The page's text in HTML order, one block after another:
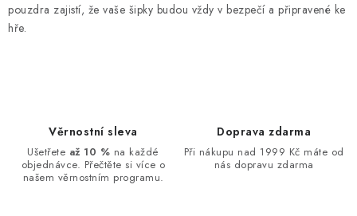
pouzdra zajistí, že vaše šipky budou vždy v bezpečí a připravené ke
hře.
Věrnostní sleva
Ušetřete až 10 % na každé
objednávce. Přečtěte si více o
našem věrnostním programu.
Doprava zdarma
Při nákupu nad 1999 Kč máte od
nás dopravu zdarma